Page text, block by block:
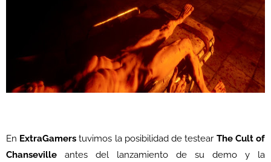
En ExtraGamers tuvimos la posibilidad de testear The Cult of
Chanseville antes del lanzamiento de su demo y la